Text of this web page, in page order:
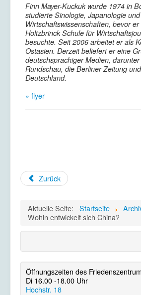
Finn Mayer-Kuckuk wurde 1974 in
studierte Sinologie, Japanologie und
Wirtschaftswissenschaften, bevor
Holtzbrinck Schule für
besuchte. Seit 2006 arbeitet er als
Ostasien. Derzeit beliefert er eine
deutschsprachiger Medien,
Rundschau, die Berliner Zeitung
Deutschland.
» flyer
Zurück
Aktuelle Seite: Startseite
Wohin entwickelt sich China?
Öffnungszeiten des
Di 16.00 -18.00 Uhr
Hochstr. 18